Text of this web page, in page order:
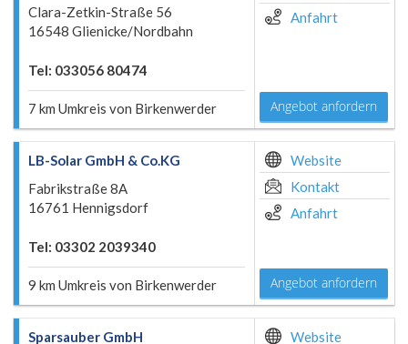
Clara-Zetkin-Straße 56
16548 Glienicke/Nordbahn
Tel: 033056 80474
7 km Umkreis von Birkenwerder
Anfahrt
Angebot anfordern
LB-Solar GmbH & Co.KG
Fabrikstraße 8A
16761 Hennigsdorf
Tel: 03302 2039340
9 km Umkreis von Birkenwerder
Website
Kontakt
Anfahrt
Angebot anfordern
Sparsauber GmbH
Website